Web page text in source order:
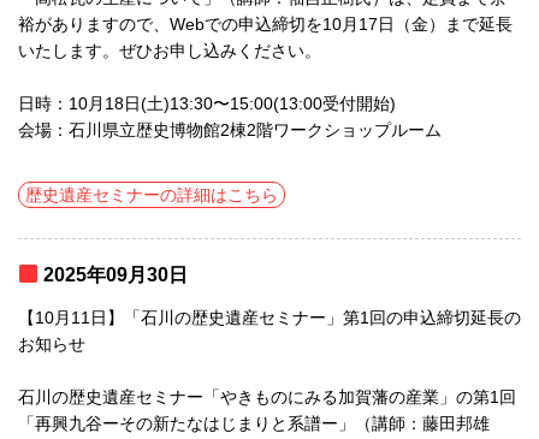
裕がありますので、Webでの申込締切を10月17日（金）まで延長
いたします。ぜひお申し込みください。
日時：10月18日(土)13:30〜15:00(13:00受付開始)
会場：石川県立歴史博物館2棟2階ワークショップルーム
歴史遺産セミナーの詳細はこちら
2025年09月30日
【10月11日】「石川の歴史遺産セミナー」第1回の申込締切延長の
お知らせ
石川の歴史遺産セミナー「やきものにみる加賀藩の産業」の第1回
「再興九谷ーその新たなはじまりと系譜ー」（講師：藤田邦雄